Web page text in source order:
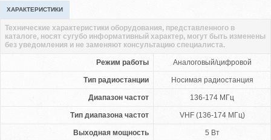
ХАРАКТЕРИСТИКИ
Режим работы Аналоговый/цифровой
Тип радиостанции Носимая радиостанция
Диапазон частот 136-174 МГц
Тип диапазона частот VHF (136-174 МГц)
Выходная мощность 5 Вт
Технические характеристики оборудования, представленного в
каталоге, носят сугубо информативный характер, могут быть изменены
без уведомления и не заменяют консультацию специалиста.